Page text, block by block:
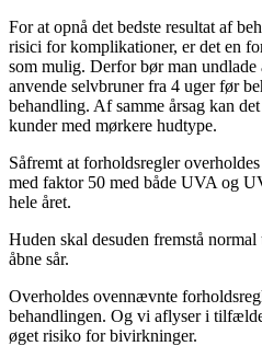
For at opnå det bedste resultat af
risici for komplikationer, er det en
som mulig. Derfor bør man undlade
anvende selvbruner fra 4 uger før
behandling. Af samme årsag kan
kunder med mørkere hudtype.
Såfremt at forholdsregler
med faktor 50 med både UVA og
hele året.
Huden skal desuden fremstå
åbne sår.
Overholdes ovennævnte
behandlingen. Og vi aflyser i
øget risiko for bivirkninger.